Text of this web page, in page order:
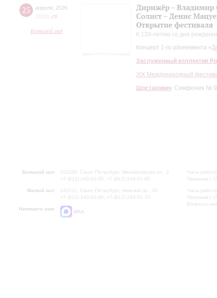
25 апреля 2026
20:00 сб
Большой зал
Дирижёр – Владимир
Солист – Денис
Открытие фестиваля
К 120-летию со дня
Концерт 1-го абонемента «
Заслуженный коллектив
XIХ Международный
Шостакович: Симфония № 9,
Большой зал:
191186, Санкт-Петербург, Михайловская ул., 2
+7 (812) 240-01-00, +7 (812) 240-01-80
Малый зал:
191011, Санкт-Петербург, Невский пр., 30
+7 (812) 240-01-00, +7 (812) 240-01-70
Напишите нам:
MAX
Часы
Перерыв с
Часы
Перерыв с
Вопросы